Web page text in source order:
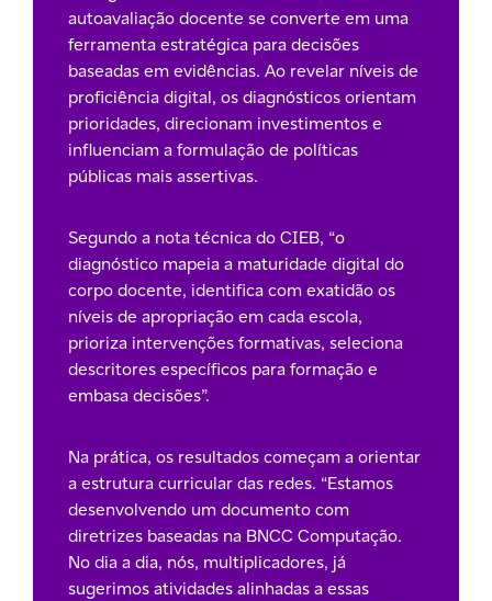
autoavaliação docente se converte em uma
ferramenta estratégica para decisões
baseadas em evidências. Ao revelar níveis de
proficiência digital, os diagnósticos orientam
prioridades, direcionam investimentos e
influenciam a formulação de políticas
públicas mais assertivas.
Segundo a nota técnica do CIEB, “o
diagnóstico mapeia a maturidade digital do
corpo docente, identifica com exatidão os
níveis de apropriação em cada escola,
prioriza intervenções formativas, seleciona
descritores específicos para formação e
embasa decisões”.
Na prática, os resultados começam a orientar
a estrutura curricular das redes. “Estamos
desenvolvendo um documento com
diretrizes baseadas na BNCC Computação.
No dia a dia, nós, multiplicadores, já
sugerimos atividades alinhadas a essas